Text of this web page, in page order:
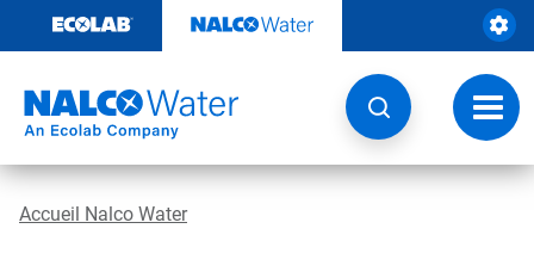
contenu
la
Accueil Nalco Water